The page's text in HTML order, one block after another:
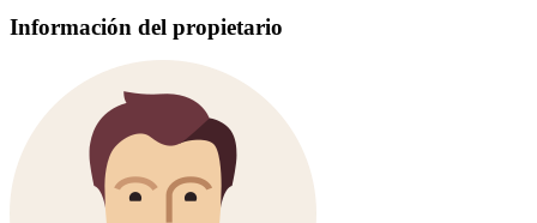
Información del propietario